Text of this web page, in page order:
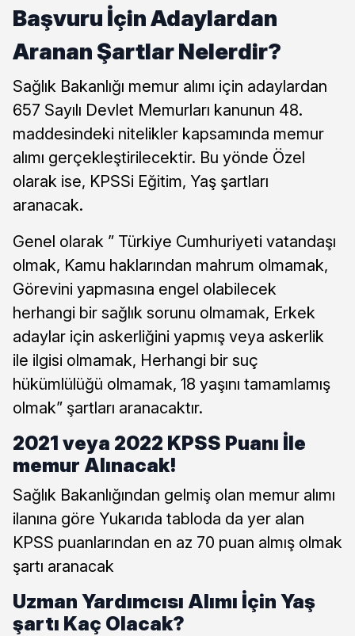
Başvuru İçin Adaylardan
Aranan Şartlar Nelerdir?
Sağlık Bakanlığı memur alımı için adaylardan
657 Sayılı Devlet Memurları kanunun 48.
maddesindeki nitelikler kapsamında memur
alımı gerçekleştirilecektir. Bu yönde Özel
olarak ise, KPSSi Eğitim, Yaş şartları
aranacak.
Genel olarak ” Türkiye Cumhuriyeti vatandaşı
olmak, Kamu haklarından mahrum olmamak,
Görevini yapmasına engel olabilecek
herhangi bir sağlık sorunu olmamak, Erkek
adaylar için askerliğini yapmış veya askerlik
ile ilgisi olmamak, Herhangi bir suç
hükümlülüğü olmamak, 18 yaşını tamamlamış
olmak” şartları aranacaktır.
2021 veya 2022 KPSS Puanı İle
memur Alınacak!
Sağlık Bakanlığından gelmiş olan memur alımı
ilanına göre Yukarıda tabloda da yer alan
KPSS puanlarından en az 70 puan almış olmak
şartı aranacak
Uzman Yardımcısı Alımı İçin Yaş
şartı Kaç Olacak?